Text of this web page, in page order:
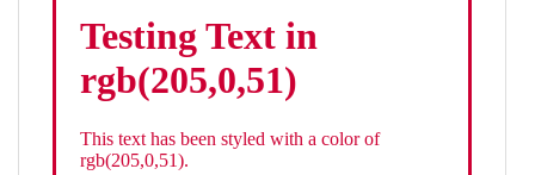
div class="textColor borderColor"
< h1>Testing Text in rgb(205,0,51)